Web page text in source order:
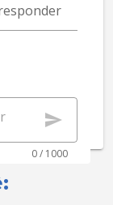
0 / 1000